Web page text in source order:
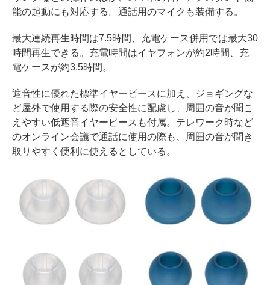
能の起動にも対応する。通話用のマイクも装備する。
最大連続再生時間は7.5時間、充電ケース併用では最大30
時間再生できる。充電時間はイヤフォンが約2時間、充
電ケースが約3.5時間。
遮音性に優れた標準イヤーピースに加え、ジョギングな
ど屋外で使用する際の安全性に配慮し、周囲の音が聞こ
えやすい低遮音イヤーピースも付属。テレワーク時など
のオンライン会議で通話に使用の際も、周囲の音が聞き
取りやすく便利に使えるとしている。